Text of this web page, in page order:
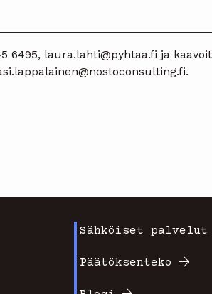
6495, laura.lahti@pyhtaa.fi ja
Footer
Sähköiset palvelut
Päätöksenteko